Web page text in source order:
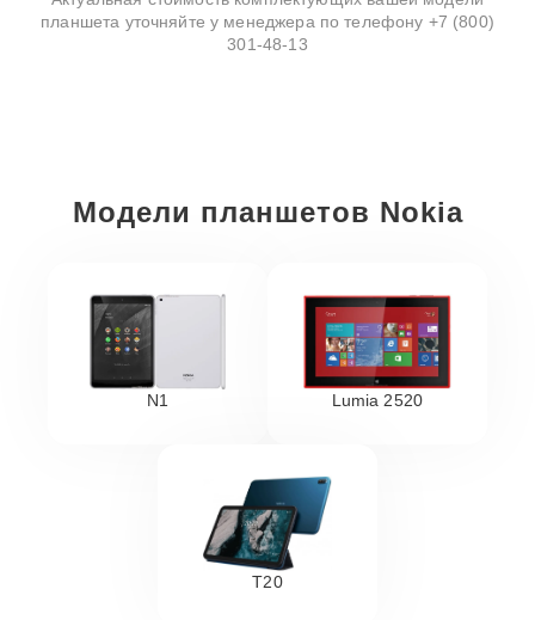
планшета уточняйте у менеджера по телефону +7 (800)
301-48-13
Модели планшетов Nokia
N1 Lumia 2520
T20